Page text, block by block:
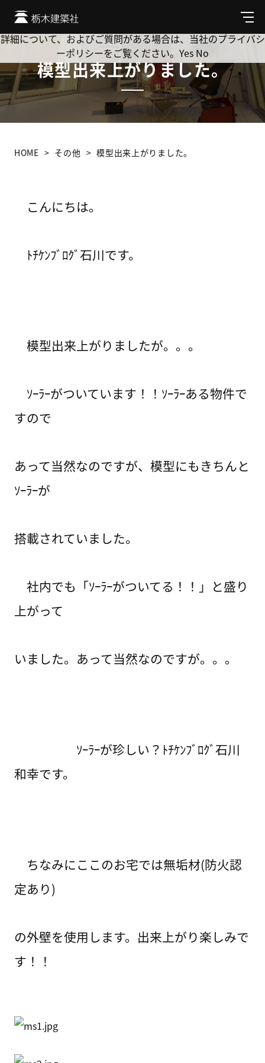
メ
ニ
ュ
模型出来上がりました。
HOME その他 模型出来上がりました。
こんにちは。
ﾄﾁｹﾝﾌﾞﾛｸﾞ石川です。
模型出来上がりましたが。。。
ｿｰﾗｰがついています！！ｿｰﾗｰある物件で
すので
あって当然なのですが、模型にもきちんと
ｿｰﾗｰが
搭載されていました。
社内でも「ｿｰﾗｰがついてる！！」と盛り
上がって
いました。あって当然なのですが。。。
ｿｰﾗｰが珍しい？ﾄﾁｹﾝﾌﾞﾛｸﾞ石川
和幸です。
ちなみにここのお宅では無垢材(防火認
定あり)
の外壁を使用します。出来上がり楽しみで
す！！
Cookie を使用して、お客様の活動を追跡してもよろしいです
か? 当社ではお客様のプライバシーを極めて重視しています。
詳細について、およびご質問がある場合は、当社のプライバシ
ーポリシーをご覧ください。 Yes No